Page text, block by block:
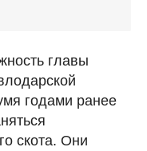
главы
годами ранее
скота. Они